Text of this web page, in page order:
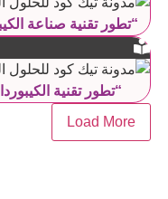
“تطور تقنية صناعة
“تطور تقنية
Load More